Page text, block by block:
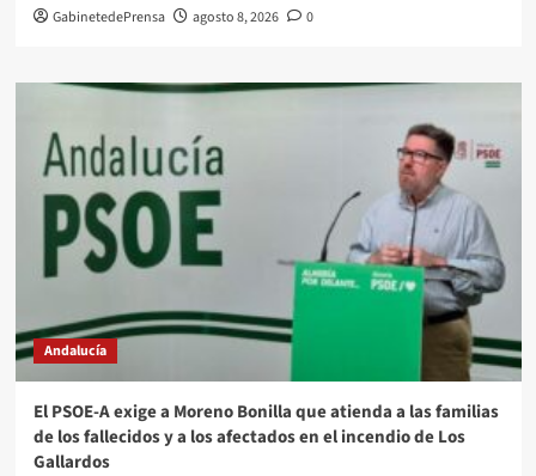
GabinetedePrensa agosto 8, 2026 0
Andalucía
El PSOE-A exige a Moreno Bonilla que atienda a las familias
de los fallecidos y a los afectados en el incendio de Los
Gallardos